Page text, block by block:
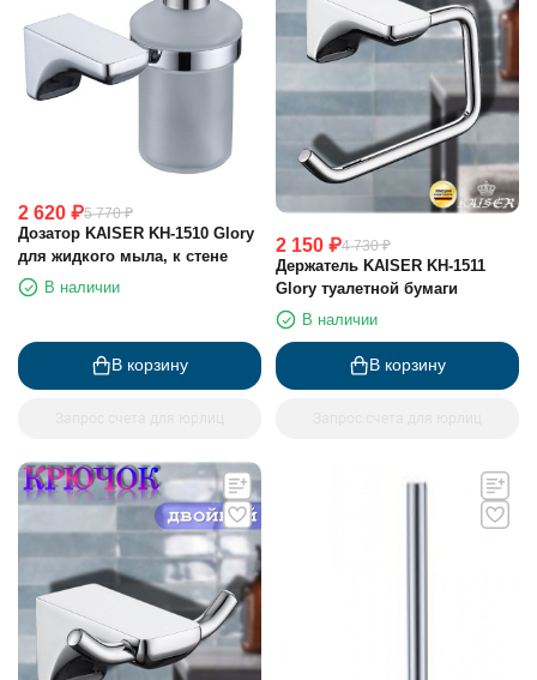
2 620 ₽5 770 ₽
Дозатор KAISER KH-1510 Glory
для жидкого мыла, к стене
В наличии
В корзину
2 150 ₽4 730 ₽
Держатель KAISER KH-1511
Glory туалетной бумаги
В наличии
В корзину